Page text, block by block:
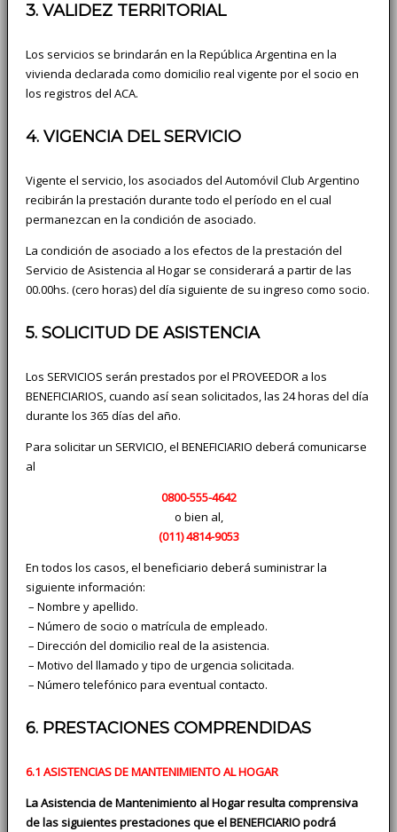
3. VALIDEZ TERRITORIAL
Los servicios se brindarán en la República Argentina en la
vivienda declarada como domicilio real vigente por el socio en
los registros del ACA.
4. VIGENCIA DEL SERVICIO
Vigente el servicio, los asociados del Automóvil Club Argentino
recibirán la prestación durante todo el período en el cual
permanezcan en la condición de asociado.
La condición de asociado a los efectos de la prestación del
Servicio de Asistencia al Hogar se considerará a partir de las
00.00hs. (cero horas) del día siguiente de su ingreso como socio.
5. SOLICITUD DE ASISTENCIA
Los SERVICIOS serán prestados por el PROVEEDOR a los
BENEFICIARIOS, cuando así sean solicitados, las 24 horas del día
durante los 365 días del año.
Para solicitar un SERVICIO, el BENEFICIARIO deberá comunicarse
al
0800-555-4642
o bien al,
(011)4814-9053
En todos los casos, el beneficiario deberá suministrar la
siguiente información:
­ – Nombre y apellido.
­ – Número de socio o matrícula de empleado.
­ – Dirección del domicilio real de la asistencia.
­ – Motivo del llamado y tipo de urgencia solicitada.
­ – Número telefónico para eventual contacto.
6. PRESTACIONES COMPRENDIDAS
6.1 ASISTENCIAS DE MANTENIMIENTO AL HOGAR
La Asistencia de Mantenimiento al Hogar resulta comprensiva
de las siguientes prestaciones que el BENEFICIARIO podrá